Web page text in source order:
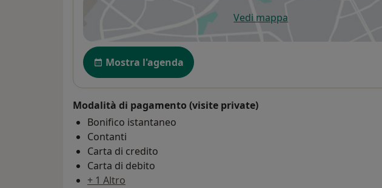
Vedi mappasi apre in una nuova scheda
Disponibilità
Mostra l'agenda
Modalità di pagamento (visite private)
Bonifico istantaneo
Contanti
Carta di credito
Carta di debito
+ 1 Altro